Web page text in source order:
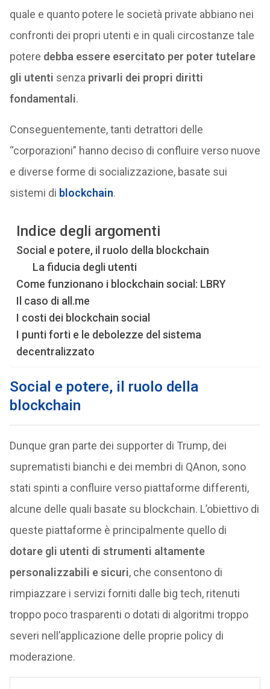
quale e quanto potere le società private abbiano nei
confronti dei propri utenti e in quali circostanze tale
potere debba essere esercitato per poter tutelare
gli utenti senza privarli dei propri diritti
fondamentali.
Conseguentemente, tanti detrattori delle
“corporazioni” hanno deciso di confluire verso nuove
e diverse forme di socializzazione, basate sui
sistemi di blockchain.
Indice degli argomenti
Social e potere, il ruolo della blockchain
La fiducia degli utenti
Come funzionano i blockchain social: LBRY
Il caso di all.me
I costi dei blockchain social
I punti forti e le debolezze del sistema
decentralizzato
Social e potere, il ruolo della
blockchain
Dunque gran parte dei supporter di Trump, dei
suprematisti bianchi e dei membri di QAnon, sono
stati spinti a confluire verso piattaforme differenti,
alcune delle quali basate su blockchain. L’obiettivo di
queste piattaforme è principalmente quello di
dotare gli utenti di strumenti altamente
personalizzabili e sicuri, che consentono di
rimpiazzare i servizi forniti dalle big tech, ritenuti
troppo poco trasparenti o dotati di algoritmi troppo
severi nell’applicazione delle proprie policy di
moderazione.